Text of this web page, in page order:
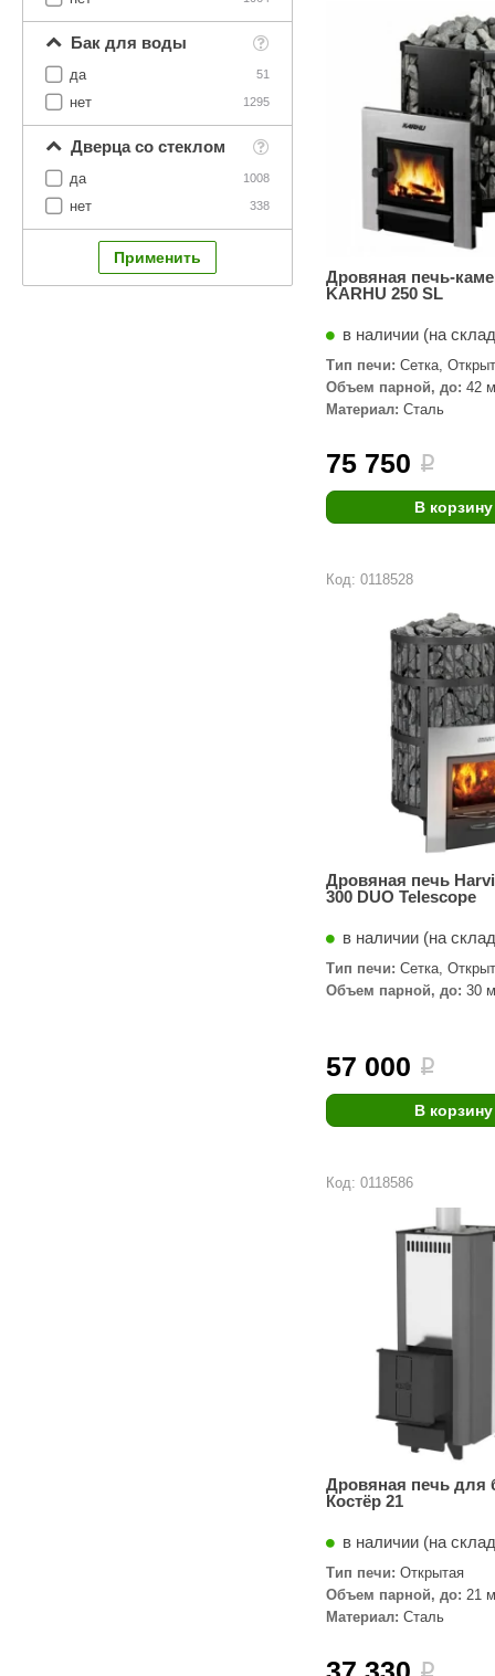
Бак для воды
51
да
1295
нет
Дверца со стеклом
1008
да
338
нет
Дровяная печь-
KARHU 250 SL
в наличии (на
Тип печи: Сетка,
Объем парной, до: 42
Материал: Сталь
75 750 i
В корзину
Код: 0118528
Дровяная печь
300 DUO Telescope
в наличии (на
Тип печи: Сетка,
Объем парной, до: 30
57 000 i
В корзину
Код: 0118586
Дровяная печь для
Костёр 21
в наличии (на
Тип печи: Открытая
Объем парной, до: 21
Материал: Сталь
i